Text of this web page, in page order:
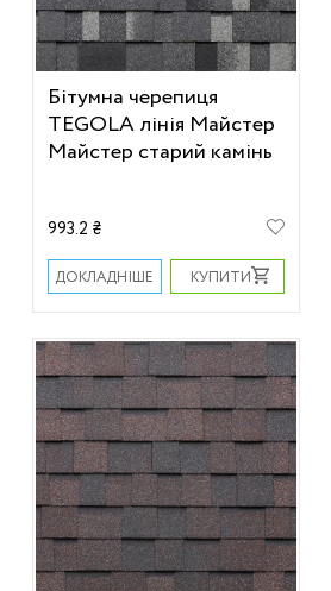
Бітумна черепиця
TEGOLA лінія Майстер
Майстер старий камінь
993.2 ₴
ДОКЛАДНІШЕ КУПИТИ